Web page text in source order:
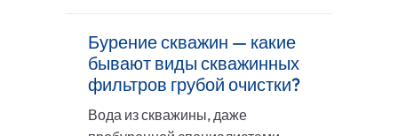
Бурение скважин — какие
бывают виды скважинных
фильтров грубой очистки?
Вода из скважины, даже